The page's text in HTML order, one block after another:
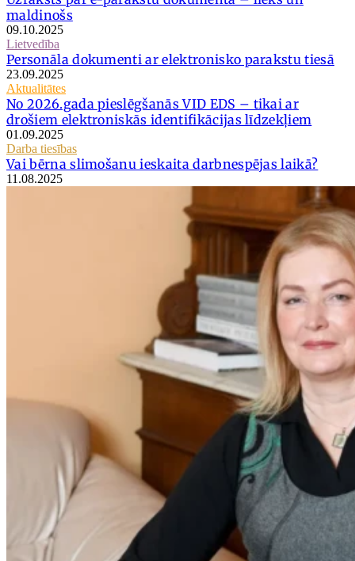
maldinošs
09.10.2025
Lietvedība
Personāla dokumenti ar elektronisko parakstu tiesā
23.09.2025
Aktualitātes
No 2026.gada pieslēgšanās VID EDS – tikai ar
drošiem elektroniskās identifikācijas līdzekļiem
01.09.2025
Darba tiesības
Vai bērna slimošanu ieskaita darbnespējas laikā?
11.08.2025